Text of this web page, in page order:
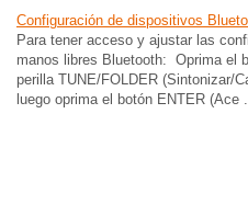
Configuración de dispositivos
Para tener acceso y ajustar las
manos libres Bluetooth: Oprima el
perilla TUNE/FOLDER (Sintonizar/
luego oprima el botón ENTER (Ace